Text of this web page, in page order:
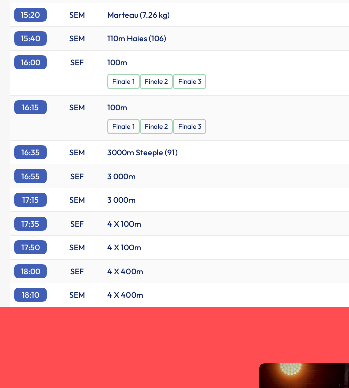
15:20 SEM Marteau (7.26 kg)
15:40 SEM 110m Haies (106)
16:00 SEF 100m
Finale 1 Finale 2 Finale 3
16:15 SEM 100m
Finale 1 Finale 2 Finale 3
16:35 SEM 3000m Steeple (91)
16:55 SEF 3 000m
17:15 SEM 3 000m
17:35 SEF 4 X 100m
17:50 SEM 4 X 100m
18:00 SEF 4 X 400m
18:10 SEM 4 X 400m